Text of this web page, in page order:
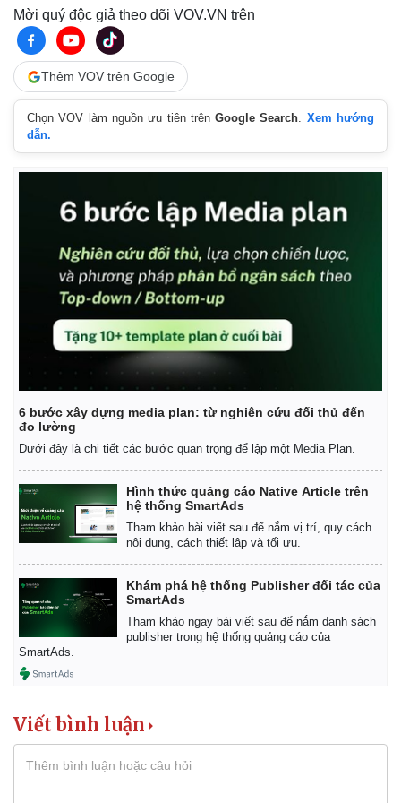
Mời quý độc giả theo dõi VOV.VN trên
Thêm VOV trên Google
Chọn VOV làm nguồn ưu tiên trênGoogle Search. Xem hướng
dẫn.
6 bước xây dựng media plan: từ nghiên cứu đối thủ đến
đo lường
Dưới đây là chi tiết các bước quan trọng để lập một Media Plan.
Hình thức quảng cáo Native Article trên
hệ thống SmartAds
Tham khảo bài viết sau để nắm vị trí, quy cách
nội dung, cách thiết lập và tối ưu.
Khám phá hệ thống Publisher đối tác của
SmartAds
Tham khảo ngay bài viết sau để nắm danh sách
publisher trong hệ thống quảng cáo của
SmartAds.
Viết bình luận